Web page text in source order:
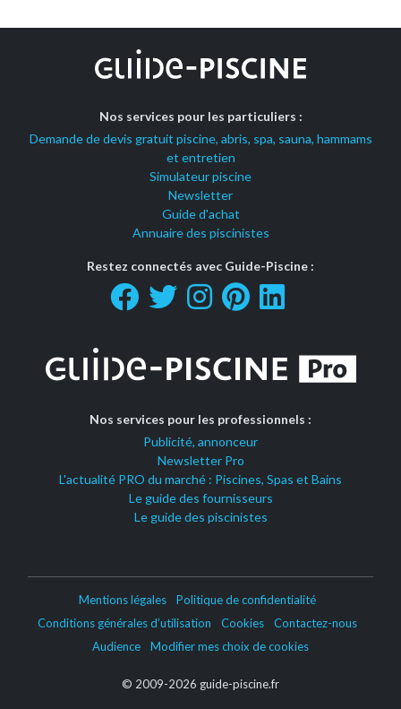
Nos services pour les particuliers :
Demande de devis gratuit piscine, abris, spa, sauna, hammams
et entretien
Simulateur piscine
Newsletter
Guide d'achat
Annuaire des piscinistes
Restez connectés avec Guide-Piscine :
Nos services pour les professionnels :
Publicité, annonceur
Newsletter Pro
L'actualité PRO du marché : Piscines, Spas et Bains
Le guide des fournisseurs
Le guide des piscinistes
Mentions légales
Politique de confidentialité
Conditions générales d’utilisation
Cookies
Contactez-nous
Audience
Modifier mes choix de cookies
© 2009-2026 guide-piscine.fr